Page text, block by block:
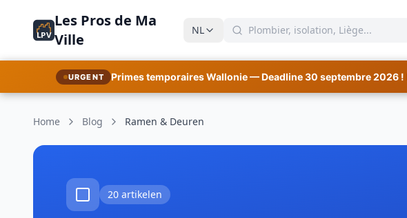
LPV
Les Pros de Ma
Ville
NL
URGENT Primes temporaires Wallonie — Deadline 30 septembre 2026 !
Home Blog Ramen & Deuren
20 artikelen